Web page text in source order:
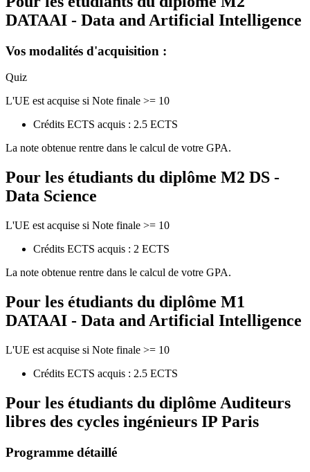
DATAAI - Data and Artificial Intelligence
Vos modalités d'acquisition :
Quiz
L'UE est acquise si Note finale >= 10
Crédits ECTS acquis : 2.5 ECTS
La note obtenue rentre dans le calcul de votre GPA.
Pour les étudiants du diplôme M2 DS -
Data Science
L'UE est acquise si Note finale >= 10
Crédits ECTS acquis : 2 ECTS
La note obtenue rentre dans le calcul de votre GPA.
Pour les étudiants du diplôme M1
DATAAI - Data and Artificial Intelligence
L'UE est acquise si Note finale >= 10
Crédits ECTS acquis : 2.5 ECTS
Pour les étudiants du diplôme Auditeurs
libres des cycles ingénieurs IP Paris
Programme détaillé